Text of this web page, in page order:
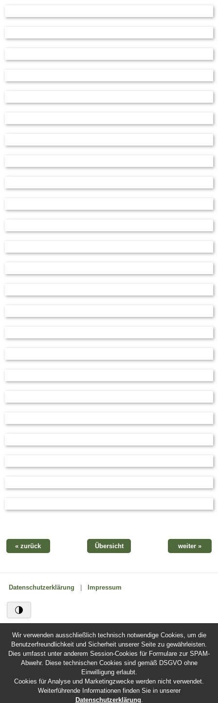
« zurück weiter »
Übersicht
Datenschutzerklärung Impressum
Wir verwenden ausschließlich technisch notwendige Cookies, um die
Benutzerfreundlichkeit und Sicherheit unserer Seite zu gewährleisten.
Dies umfasst unter anderem Session-Cookies für Formulare zur SPAM-
Abwehr. Diese technischen Cookies sind gemäß DSGVO ohne
Einwilligung erlaubt.
Cookies für Analyse und Marketingzwecke werden nicht verwendet.
Weiterführende Informationen finden Sie in unserer
Datenschutzerklärung.